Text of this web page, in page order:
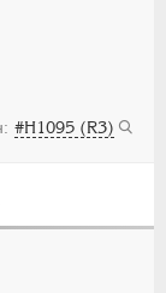
#H1095 (R3)